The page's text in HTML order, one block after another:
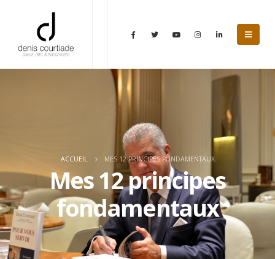
ACCUEIL MES 12 PRINCIPES FONDAMENTAUX
Mes 12 principes
fondamentaux